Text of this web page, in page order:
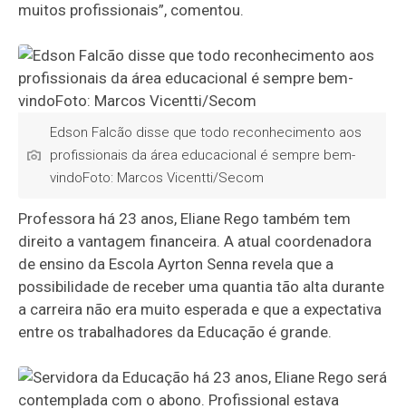
muitos profissionais”, comentou.
Edson Falcão disse que todo reconhecimento aos
profissionais da área educacional é sempre bem-
vindoFoto: Marcos Vicentti/Secom
Professora há 23 anos, Eliane Rego também tem
direito a vantagem financeira. A atual coordenadora
de ensino da Escola Ayrton Senna revela que a
possibilidade de receber uma quantia tão alta durante
a carreira não era muito esperada e que a expectativa
entre os trabalhadores da Educação é grande.